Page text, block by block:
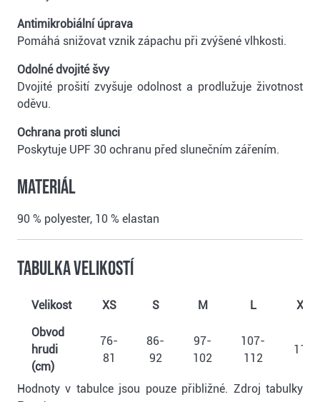
Antimikrobiální úprava
Pomáhá snižovat vznik zápachu při zvýšené vlhkosti.
Odolné dvojité švy
Dvojité prošití zvyšuje odolnost a prodlužuje životnost
oděvu.
Ochrana proti slunci
Poskytuje UPF 30 ochranu před slunečním zářením.
Materiál
90 % polyester, 10 % elastan
Tabulka velikostí
Velikost XS S M L
XL
Obvod
hrudi
(cm)
76-
81
86-
92
97-
102
107-
112
117
Hodnoty v tabulce jsou pouze přibližné. Zdroj tabulky